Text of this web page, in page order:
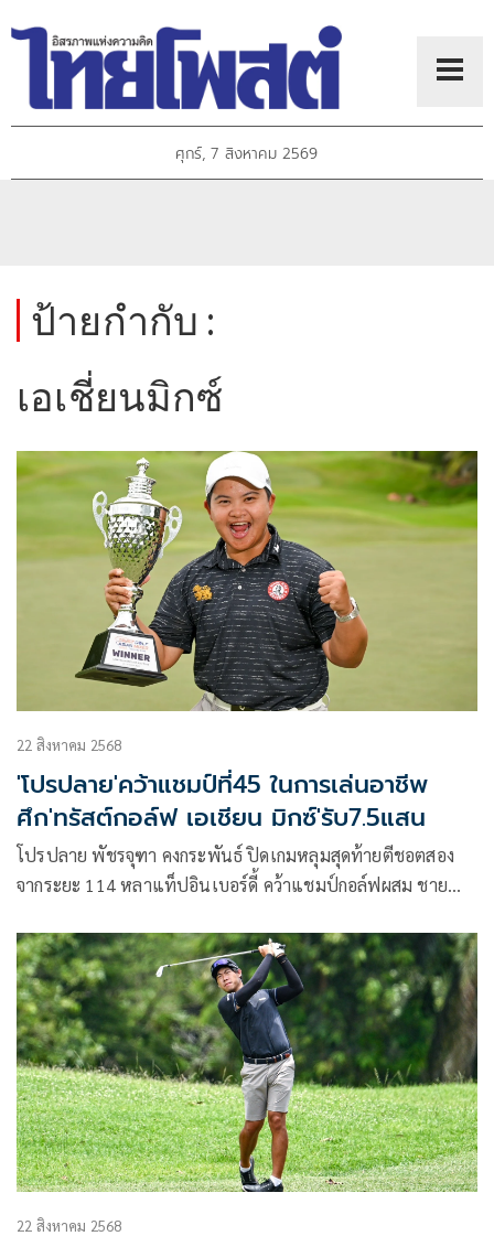
ศุกร์, 7 สิงหาคม 2569
ป้ายกำกับ :
เอเชี่ยนมิกซ์
22 สิงหาคม 2568
'โปรปลาย'คว้าแชมป์ที่45 ในการเล่นอาชีพ
ศึก'ทรัสต์กอล์ฟ เอเชียน มิกซ์'รับ7.5แสน
โปรปลาย พัชรจุฑา คงกระพันธ์ ปิดเกมหลุมสุดท้ายตีชอตสอง
จากระยะ 114 หลาแท็ปอินเบอร์ดี้ คว้าแชมป์กอล์ฟผสม ชาย
นร่วมกับ ไต้หวัน พีจีเอ และ ไต้หวัน แอลพีจีเอ วันสุดท้ายทำ
เพิ่มอีก 10 อันเดอร์พาร์ 61 สกอร์รวมสามวัน 21 อันเดอร์พาร์
192 ซิวโทรฟี่รายการที่ 45 ในการเล่นอาชีพสำเร็จ รับเงินรางวัล
750,000 บาท คว้าการ์ดเล่น ไต้หวัน แอลพีจีเอ ทัวร์ 3 ปี ยังเป็น
นักกอล์ฟหญิงคนแรกที่คว้าแชมป์รายการนี้ที่ทำสถิติสกอร์ต่ำสุด
จากการแข่งขันทั้ง 3 รายการ เผยได้สัมผัสการแข่งขันกอล์ฟแบบ
ผสม เป็นครั้งแรก รู้สึกสนุกและตื่นเต้นมากๆ แชมป์นี้สร้างความ
เชื่อมั่นที่ดีก่อนเดินทางไปแข่งรายการใหญ่ที่ จีน, ญี่ปุ่น และ
เกาหลีใต้ ในอีกไม่กี่สัปดาห์ข้างหน้า
22 สิงหาคม 2568